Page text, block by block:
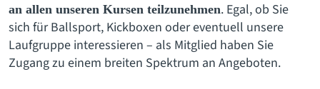
an allen unseren Kursen teilzunehmen. Egal, ob Sie
sich für Ballsport, Kickboxen oder eventuell unsere
Laufgruppe interessieren – als Mitglied haben Sie
Zugang zu einem breiten Spektrum an Angeboten.